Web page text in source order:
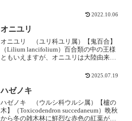
象の羊歯です。土手や畦、石垣など斜面
2022.10.06
オニユリ
オニユリ （ユリ科ユリ属）【鬼百合】
（Lilium lancifolium）百合類の中の王様
ともいえますが、オニユリは大陸由来の
もしれません。やはり、日本特産の「ヤ
ん。し...
2025.07.19
ハゼノキ
ハゼノキ （ウルシ科ウルシ属）【櫨の
木】（Toxicodendron succedaneum）晩秋
から冬の雑木林に鮮烈な赤色の紅葉が目